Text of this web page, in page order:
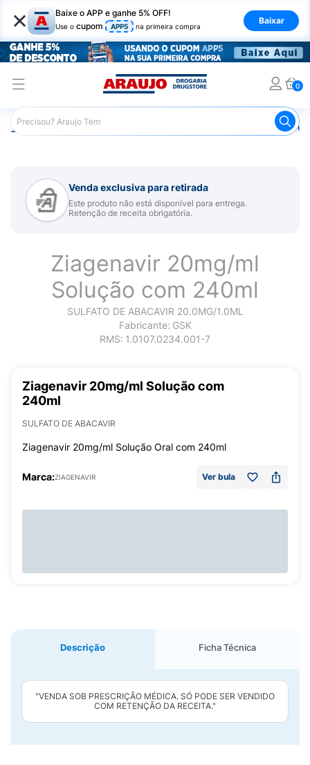
× Baixe o APP e ganhe 5% OFF!
Use o cupom APP5 na primeira compra
Baixar
0
Araujo Medicamentos
Venda exclusiva para retirada
Este produto não está disponível para entrega.
Retenção de receita obrigatória.
Ziagenavir 20mg/ml
Solução com 240ml
SULFATO DE ABACAVIR 20.0MG/1.0ML
Fabricante: GSK
RMS: 1.0107.0234.001-7
Ziagenavir 20mg/ml Solução com
240ml
SULFATO DE ABACAVIR
Ziagenavir 20mg/ml Solução Oral com 240ml
Marca:ZIAGENAVIR Ver bula
Descrição Ficha Técnica
"VENDA SOB PRESCRIÇÃO MÉDICA. SÓ PODE SER VENDIDO
COM RETENÇÃO DA RECEITA."